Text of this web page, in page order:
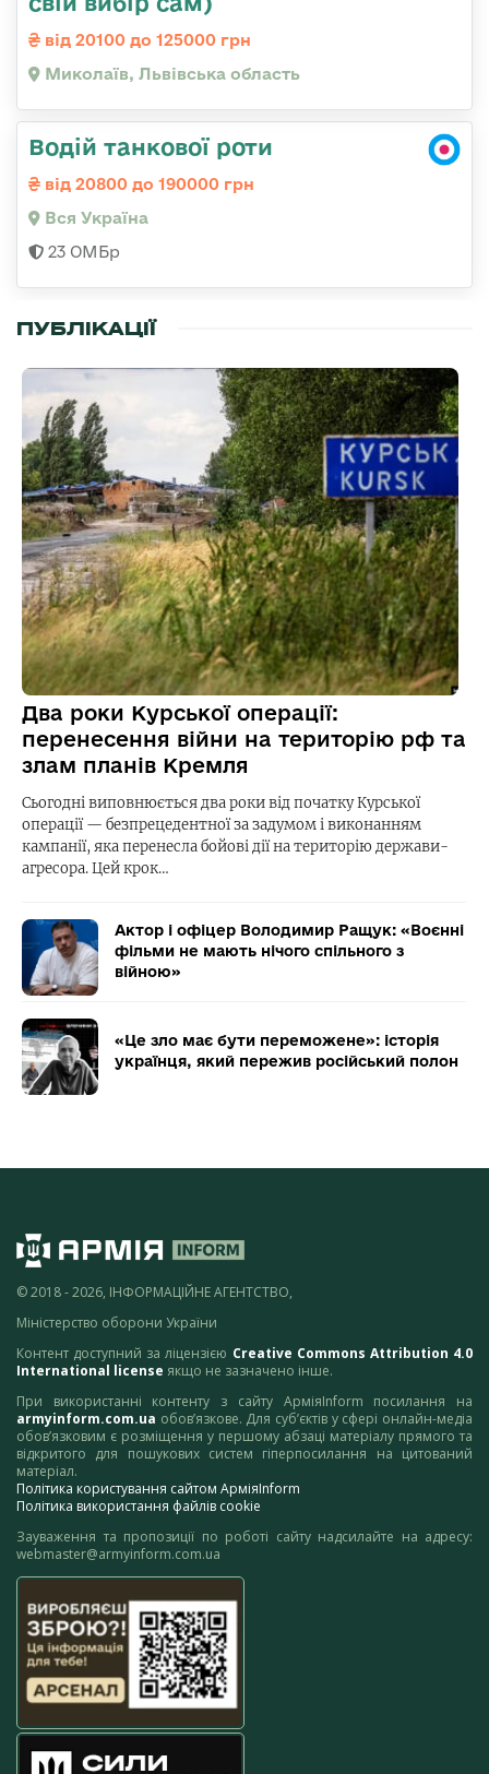
від 20100 до 125000 грн
Миколаїв, Львівська область
Водій танкової роти
від 20800 до 190000 грн
Вся Україна
23 ОМБр
ПУБЛІКАЦІЇ
Два роки Курської операції:
перенесення війни на територію рф та
злам планів Кремля
Сьогодні виповнюється два роки від початку Курської
операції — безпрецедентної за задумом і виконанням
кампанії, яка перенесла бойові дії на територію держави-
агресора. Цей крок…
Актор і офіцер Володимир Ращук: «Воєнні
фільми не мають нічого спільного з
війною»
«Це зло має бути переможене»: історія
українця, який пережив російський полон
© 2018 - 2026, ІНФОРМАЦІЙНЕ АГЕНТСТВО,
Міністерство оборони України
Контент доступний за ліцензією Creative Commons Attribution 4.0
International license якщо не зазначено інше.
При використанні контенту з сайту АрміяInform посилання на
armyinform.com.ua обов’язкове. Для суб’єктів у сфері онлайн-медіа
обов’язковим є розміщення у першому абзаці матеріалу прямого та
відкритого для пошукових систем гіперпосилання на цитований
матеріал.
Політика користування сайтом АрміяInform
Політика використання файлів cookie
Зауваження та пропозиції по роботі сайту надсилайте на адресу:
webmaster@armyinform.com.ua